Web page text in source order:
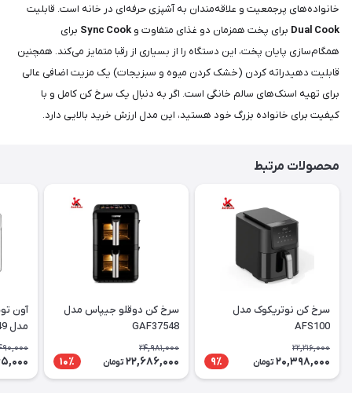
خانواده‌های پرجمعیت و علاقه‌مندان به آشپزی حرفه‌ای در خانه است. قابلیت
Dual Cook برای پخت همزمان دو غذای متفاوت و Sync Cook برای
همگام‌سازی پایان پخت، این دستگاه را از بسیاری از رقبا متمایز می‌کند. همچنین
قابلیت دهیدراته کردن (خشک کردن میوه و سبزیجات) یک مزیت اضافی عالی
برای تهیه اسنک‌های سالم خانگی است. اگر به دنبال یک سرخ کن کامل و با
کیفیت برای خانواده بزرگ خود هستید، این مدل ارزش خرید بالایی دارد.
محصولات مرتبط
سرخ کن نوتریکوک مدل
AFS100
22,216,000
20,398,000 تومان 9٪
سرخ کن دوقلو جیپاس مدل
GAF37548
24,981,000
22,686,000 تومان 10٪
آون
مدل GAFO37549